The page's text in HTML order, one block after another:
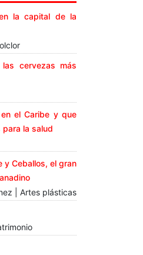
la capital de la
cervezas más
el Caribe y que
la salud
y Ceballos, el gran
| Artes plásticas